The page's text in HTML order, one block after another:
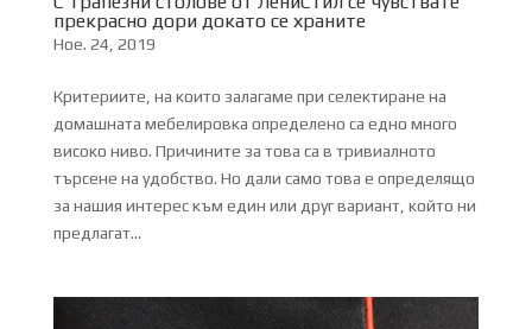
прекрасно дори докато се храните
Ное. 24, 2019
Критериите, на които залагаме при селектиране на
домашната мебелировка определено са едно много
високо ниво. Причините за това са в тривиалното
търсене на удобство. Но дали само това е определящо
за нашия интерес към един или друг вариант, който ни
предлагат...